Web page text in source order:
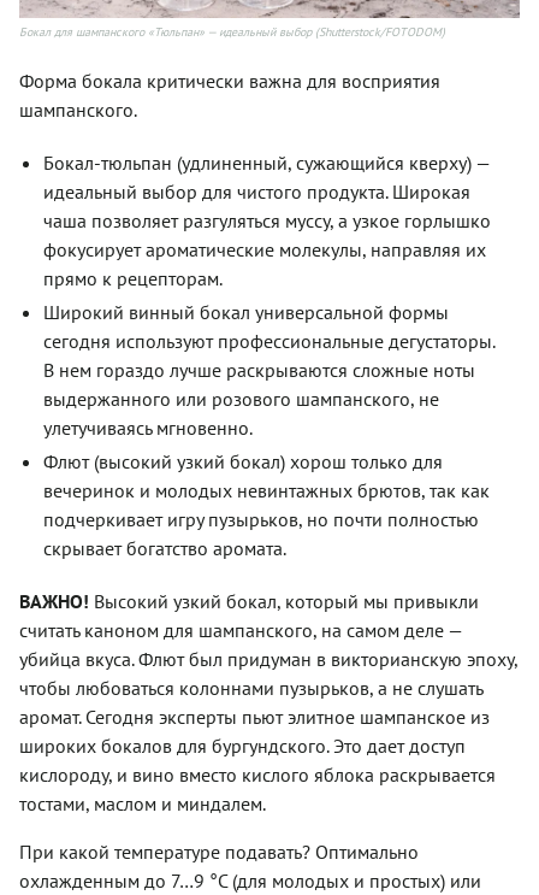
Бокал для шампанского «Тюльпан» — идеальный выбор (Shutterstock/FOTODOM)
Форма бокала критически важна для восприятия
шампанского.
Бокал-тюльпан (удлиненный, сужающийся кверху) —
идеальный выбор для чистого продукта. Широкая
чаша позволяет разгуляться муссу, а узкое горлышко
фокусирует ароматические молекулы, направляя их
прямо к рецепторам.
Широкий винный бокал универсальной формы
сегодня используют профессиональные дегустаторы.
В нем гораздо лучше раскрываются сложные ноты
выдержанного или розового шампанского, не
улетучиваясь мгновенно.
Флют (высокий узкий бокал) хорош только для
вечеринок и молодых невинтажных брютов, так как
подчеркивает игру пузырьков, но почти полностью
скрывает богатство аромата.
ВАЖНО! Высокий узкий бокал, который мы привыкли
считать каноном для шампанского, на самом деле —
убийца вкуса. Флют был придуман в викторианскую эпоху,
чтобы любоваться колоннами пузырьков, а не слушать
аромат. Сегодня эксперты пьют элитное шампанское из
широких бокалов для бургундского. Это дает доступ
кислороду, и вино вместо кислого яблока раскрывается
тостами, маслом и миндалем.
При какой температуре подавать? Оптимально
охлажденным до 7…9 °C (для молодых и простых) или